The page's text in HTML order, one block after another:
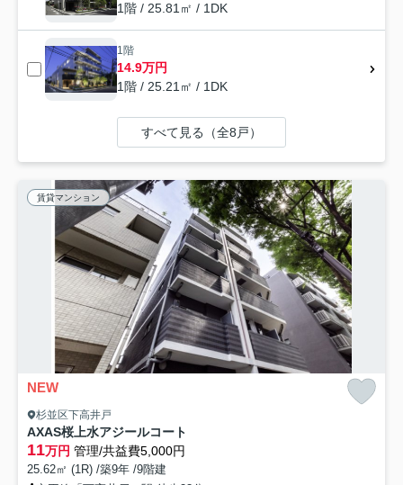
1階 / 25.81㎡ / 1DK
1階
14.9万円
1階 / 25.21㎡ / 1DK
すべて見る（全8戸）
賃貸マンション
NEW
杉並区下高井戸
AXAS桜上水アジールコート
11万円 管理/共益費5,000円
25.62㎡ (1R) /築9年 /9階建